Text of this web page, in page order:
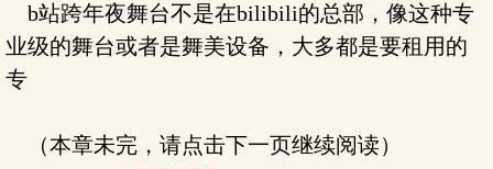
b站跨年夜舞台不是在bilibili的总部，像这种专
业级的舞台或者是舞美设备，大多都是要租用的
专
（本章未完，请点击下一页继续阅读）